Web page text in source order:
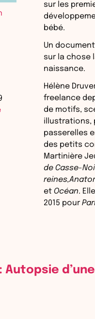
sur les
bébé.
Un
sur la chose
naissance.
Hélène
freelance
de motifs,
illustrations,
passerelles
des petits
Martinière
de Casse-
et Océan.
2015 pour
Autopsie d’une